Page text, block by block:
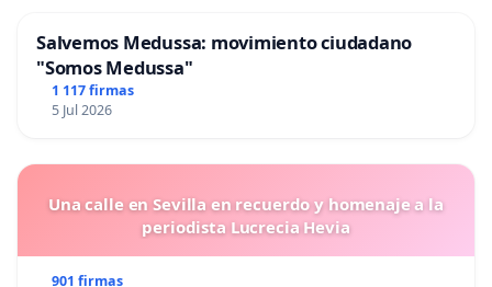
Salvemos Medussa: movimiento ciudadano
"Somos Medussa"
1 117 firmas
5 Jul 2026
Una calle en Sevilla en recuerdo y homenaje a la
periodista Lucrecia Hevia
901 firmas